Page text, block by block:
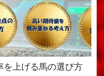
を上げる馬の選び方